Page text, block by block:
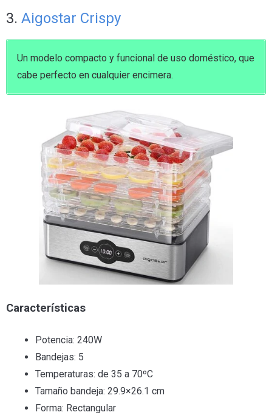
3. Aigostar Crispy
Un modelo compacto y funcional de uso doméstico, que
cabe perfecto en cualquier encimera.
Características
Potencia: 240W
Bandejas: 5
Temperaturas: de 35 a 70ºC
Tamaño bandeja: 29.9×26.1 cm
Forma: Rectangular